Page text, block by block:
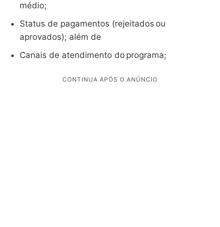
médio;
Status de pagamentos (rejeitados ou
aprovados); além de
Canais de atendimento do programa;